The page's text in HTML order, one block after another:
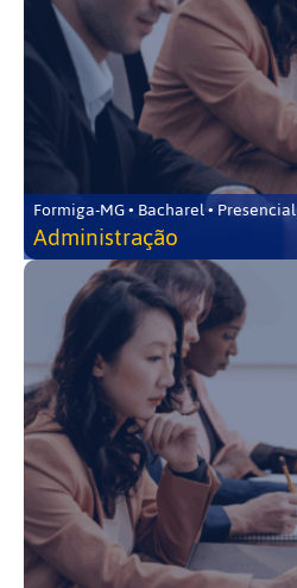
Formiga-MG • Bacharel • Presencial
Administração